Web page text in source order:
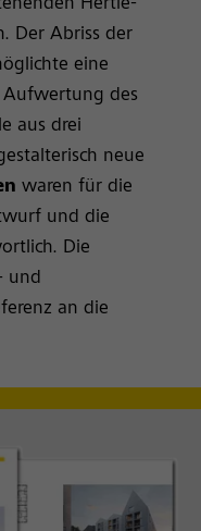
Hertie-
Der Abriss der
eine
Aufwertung des
aus drei
neue
waren für die
und die
Die
und
an die